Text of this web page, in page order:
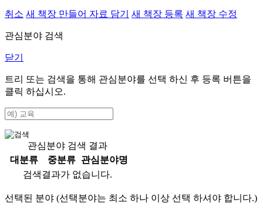
취소 새 책장 만들어 자료 담기 새 책장 등록 새 책장 수정
관심분야 검색
닫기
트리 또는 검색을 통해 관심분야를 선택 하신 후 등록 버튼을
클릭 하십시오.
관심분야 검색 결과
대분류
중분류
관심분야명
검색결과가 없습니다.
선택된 분야 (선택분야는 최소 하나 이상 선택 하셔야 합니다.)